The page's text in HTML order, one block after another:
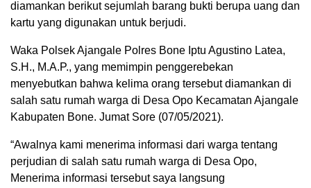
diamankan berikut sejumlah barang bukti berupa uang dan
kartu yang digunakan untuk berjudi.
Waka Polsek Ajangale Polres Bone Iptu Agustino Latea,
S.H., M.A.P., yang memimpin penggerebekan
menyebutkan bahwa kelima orang tersebut diamankan di
salah satu rumah warga di Desa Opo Kecamatan Ajangale
Kabupaten Bone. Jumat Sore (07/05/2021).
“Awalnya kami menerima informasi dari warga tentang
perjudian di salah satu rumah warga di Desa Opo,
Menerima informasi tersebut saya langsung